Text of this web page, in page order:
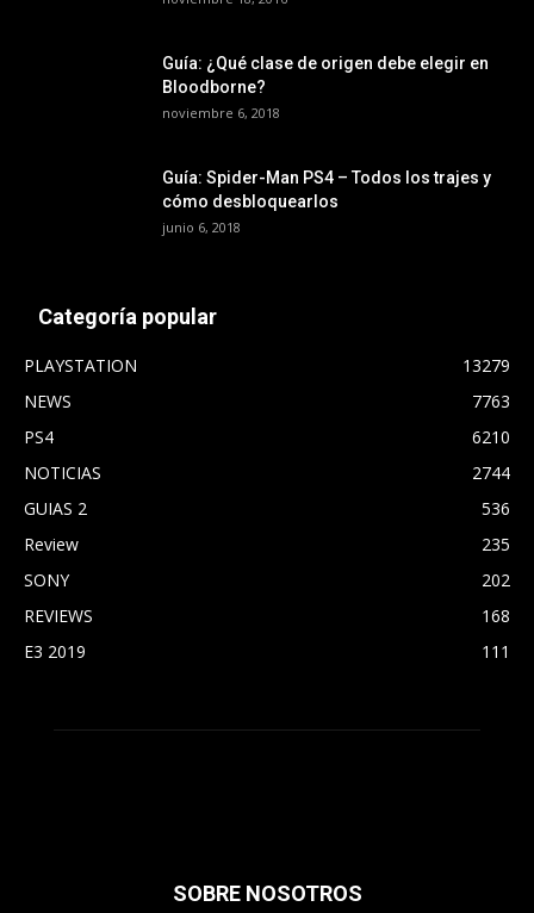
Guía: ¿Qué clase de origen debe elegir en
Bloodborne?
noviembre 6, 2018
Guía: Spider-Man PS4 – Todos los trajes y
cómo desbloquearlos
junio 6, 2018
Categoría popular
PLAYSTATION
13279
NEWS
7763
PS4
6210
NOTICIAS
2744
GUIAS 2
536
Review
235
SONY
202
REVIEWS
168
E3 2019
111
SOBRE NOSOTROS